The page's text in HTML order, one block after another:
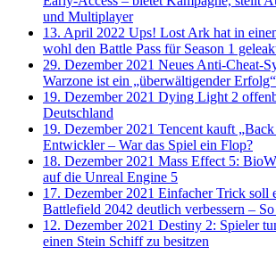
und Multiplayer
13. April 2022 Ups! Lost Ark hat in
wohl den Battle Pass für Season 1
29. Dezember 2021 Neues Anti-Cheat-
Warzone ist ein „überwältigender Erfolg“
19. Dezember 2021 Dying Light 2
Deutschland
19. Dezember 2021 Tencent kauft
Entwickler – War das Spiel ein Flop?
18. Dezember 2021 Mass Effect 5:
auf die Unreal Engine 5
17. Dezember 2021 Einfacher Trick soll
Battlefield 2042 deutlich verbessern –
12. Dezember 2021 Destiny 2: Spieler
einen Stein Schiff zu besitzen